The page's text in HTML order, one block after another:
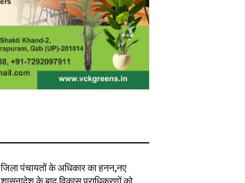
जिला पंचायतों के अधिकार का हनन,नए